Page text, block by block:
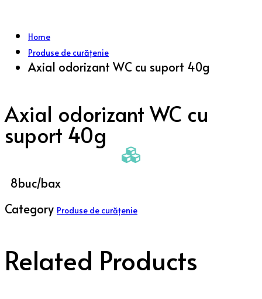
Home
Produse de curățenie
Axial odorizant WC cu suport 40g
Axial odorizant WC cu
suport 40g
8buc/bax
Category Produse de curățenie
Related Products